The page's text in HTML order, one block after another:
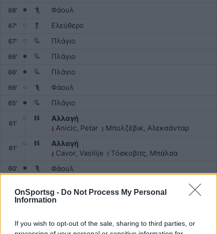
OnSportsg - Do Not Process My Personal
Information
If you wish to opt-out of the sale, sharing to third parties, or
68' Φάουλ
67' Ελεύθερο
67' Πλάγιο
66' Πλάγιο
66' Πλάγιο
66' Φάουλ
65' Πλάγιο
61'
Αλλαγή
Anicic, Petar
Μπολζέβικ, Αλεκσάνταρ
61'
Αλλαγή
Cavor, Vasilije
Τόσκοβιτς, Μπάλσα
60' Φάουλ
59' Σουτ εντός στόχου
Πλάγιο